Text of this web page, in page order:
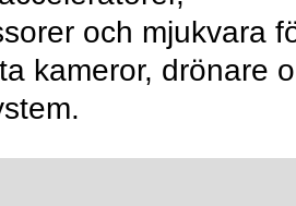
och mjukvara
kameror, drönare